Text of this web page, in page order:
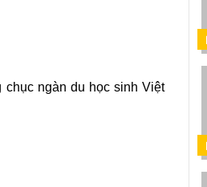
chục ngàn du học sinh Việt